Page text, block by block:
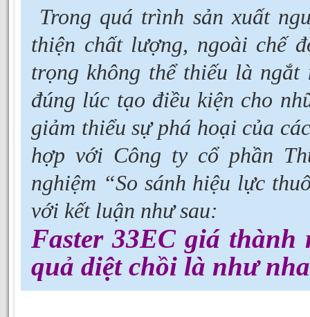
Trong quá trình sản xuất
thiện chất lượng, ngoài chế
trọng không thể thiếu là
đúng lúc tạo điều kiện cho
giảm thiểu sự phá hoại của
hợp với Công ty cổ phần
nghiệm “So sánh hiệu lực
với kết luận như sau:
Faster 33EC giá thành
quả diệt chồi là như